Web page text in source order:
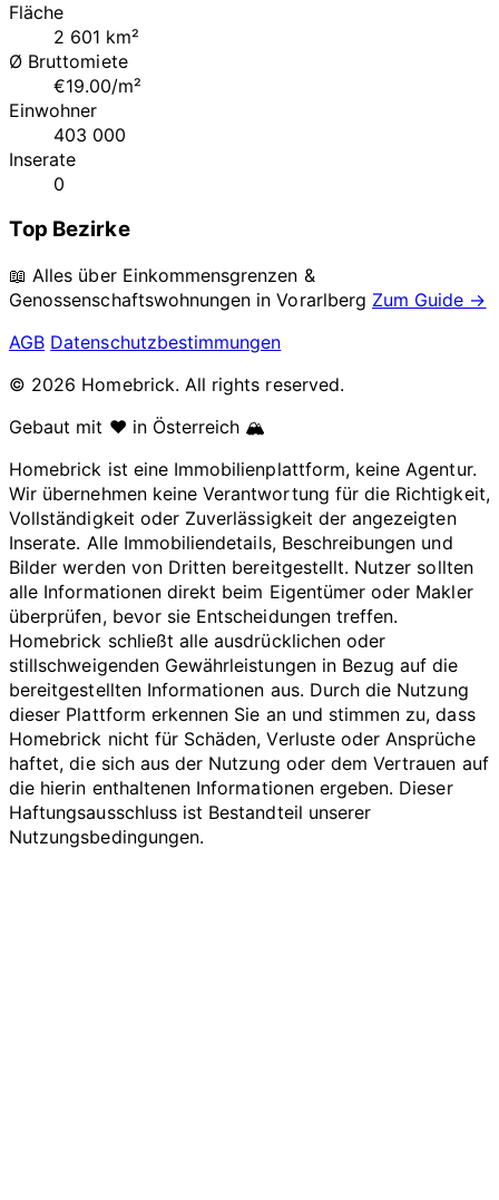
Fläche
2 601 km²
Ø Bruttomiete
€19.00/m²
Einwohner
403 000
Inserate
0
Top Bezirke
📖 Alles über Einkommensgrenzen &
Genossenschaftswohnungen inVorarlberg Zum Guide →
AGB Datenschutzbestimmungen
© 2026 Homebrick. All rights reserved.
Gebaut mit ❤️ in Österreich 🏔️
Homebrick ist eine Immobilienplattform, keine Agentur.
Wir übernehmen keine Verantwortung für die Richtigkeit,
Vollständigkeit oder Zuverlässigkeit der angezeigten
Inserate. Alle Immobiliendetails, Beschreibungen und
Bilder werden von Dritten bereitgestellt. Nutzer sollten
alle Informationen direkt beim Eigentümer oder Makler
überprüfen, bevor sie Entscheidungen treffen.
Homebrick schließt alle ausdrücklichen oder
stillschweigenden Gewährleistungen in Bezug auf die
bereitgestellten Informationen aus. Durch die Nutzung
dieser Plattform erkennen Sie an und stimmen zu, dass
Homebrick nicht für Schäden, Verluste oder Ansprüche
haftet, die sich aus der Nutzung oder dem Vertrauen auf
die hierin enthaltenen Informationen ergeben. Dieser
Haftungsausschluss ist Bestandteil unserer
Nutzungsbedingungen.